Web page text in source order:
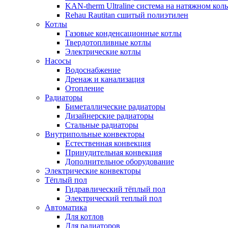
KAN-therm Ultraline система на натяжном
Rehau Rautitan сшитый полиэтилен
Котлы
Газовые конденсационные котлы
Твердотопливные котлы
Электрические котлы
Насосы
Водоснабжение
Дренаж и канализация
Отопление
Радиаторы
Биметаллические радиаторы
Дизайнерские радиаторы
Стальные радиаторы
Внутрипольные конвекторы
Естественная конвекция
Принудительная конвекция
Дополнительное оборудование
Электрические конвекторы
Тёплый пол
Гидравлический тёплый пол
Электрический теплый пол
Автоматика
Для котлов
Для радиаторов